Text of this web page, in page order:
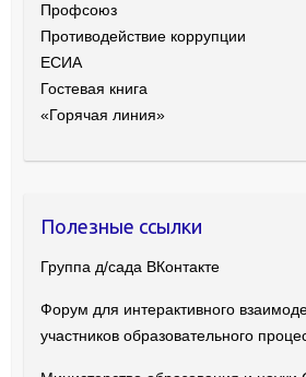
Профсоюз
Противодействие коррупции
ЕСИА
Гостевая книга
«Горячая линия»
Полезные ссылки
Группа д/сада ВКонтакте
Форум для интерактивного
участников образовательного